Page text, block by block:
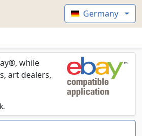
Germany
while
art dealers,